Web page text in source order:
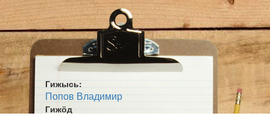
Гижысь:
Попов Владимир
Гижӧд